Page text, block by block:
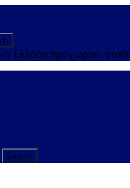
Ελλάδα προχωράει